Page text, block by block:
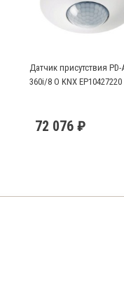
Датчик присутствия PD-
360i/8 O KNX EP10427220
72 076 ₽